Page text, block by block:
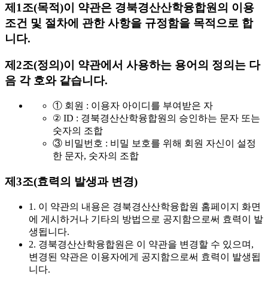
제1조(목적)이 약관은 경북경산산학융합원의 이용
조건 및 절차에 관한 사항을 규정함을 목적으로 합
니다.
제2조(정의)이 약관에서 사용하는 용어의 정의는 다
음 각 호와 같습니다.
① 회원 : 이용자 아이디를 부여받은 자
② ID : 경북경산산학융합원의 승인하는 문자 또는
숫자의 조합
③ 비밀번호 : 비밀 보호를 위해 회원 자신이 설정
한 문자, 숫자의 조합
제3조(효력의 발생과 변경)
1. 이 약관의 내용은 경북경산산학융합원 홈페이지 화면
에 게시하거나 기타의 방법으로 공지함으로써 효력이 발
생됩니다.
2. 경북경산산학융합원은 이 약관을 변경할 수 있으며,
변경된 약관은 이용자에게 공지함으로써 효력이 발생됩
니다.